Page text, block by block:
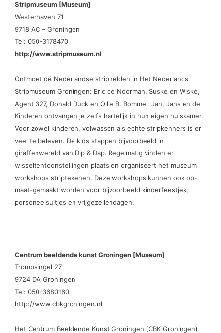
Stripmuseum [Museum]
Westerhaven 71
9718 AC – Groningen
Tel: 050-3178470
http://www.stripmuseum.nl
Ontmoet dé Nederlandse striphelden in Het Nederlands
Stripmuseum Groningen: Eric de Noorman, Suske en Wiske,
Agent 327, Donald Duck en Ollie B. Bommel. Jan, Jans en de
Kinderen ontvangen je zelfs hartelijk in hun eigen huiskamer.
Voor zowel kinderen, volwassen als echte stripkenners is er
veel te beleven. De kids stappen bijvoorbeeld in
giraffenwereld van Dip & Dap. Regelmatig vinden er
wisseltentoonstellingen plaats en organiseert het museum
workshops striptekenen. Deze workshops kunnen ook op-
maat-gemaakt worden voor bijvoorbeeld kinderfeestjes,
personeelsuitjes en vrijgezellendagen.
Centrum beeldende kunst Groningen [Museum]
Trompsingel 27
9724 DA Groningen
Tel: 050-3680160
http://www.cbkgroningen.nl
Het Centrum Beeldende Kunst Groningen (CBK Groningen)